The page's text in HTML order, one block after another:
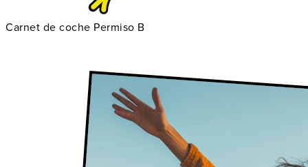
Carnet de coche Permiso B